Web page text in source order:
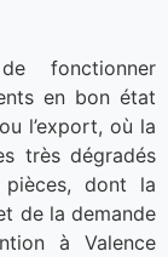
fonctionner
en bon état
l’export, où la
très dégradés
dont la
de la demande
à Valence